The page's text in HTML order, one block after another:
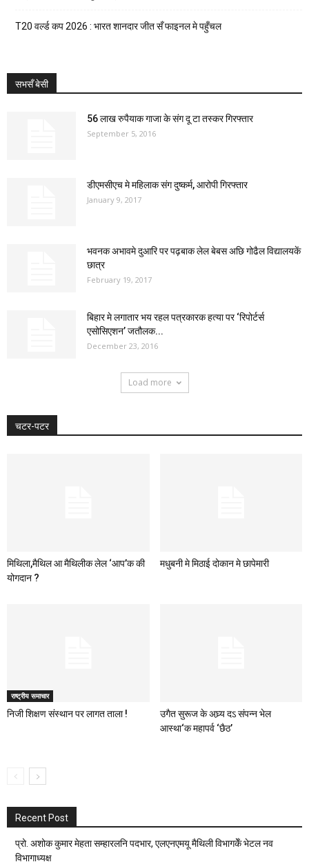
T20 वर्ल्ड कप 2026 : भारत शानदार जीत सँ फाइनल मे पहुँचल
सभसँ बेसी
56 लाख रुपैयाक गाजा के संग दू टा तस्कर गिरफ्तार
September 5, 2016
डीएमसीएच मे महिलाक संग दुष्कर्म, आरोपी गिरफ्तार
January 9, 2017
भवनक अभावमे दुआरि पर पढ़बाक लेल बेबस अछि गोढैल विद्यालयकें
छात्र
February 19, 2017
बिहार मे लगातार भय रहल पत्रकारक हत्या पर ‘रिपोर्टर्स
एसोसिएशन’ जतौलक...
December 23, 2016
Load more
चटर-पटर
मिथिला,मैथिल आ मैथिलीक लेल ‘आप’क की
योगदान ?
मधुबनी मे मिठाई दोकान मे छापेमारी
राष्ट्रीय समाचार
निजी शिक्षण संस्थान पर लागत ताला !
उगैत सुरूज के अघ्र्य दऽ संपन्न भेल
आस्था‘क महापर्व ‘छैठ’
Recent Post
प्रो. अशोक कुमार मेहता सम्हारलनि पदभार, एलएनएमयू मैथिली विभागकेँ भेटल नव
विभागाध्यक्ष